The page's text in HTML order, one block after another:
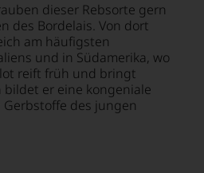
dieser Rebsorte gern
des Bordelais. Von dort
am häufigsten
und in Südamerika, wo
reift früh und bringt
bildet er eine kongeniale
des jungen